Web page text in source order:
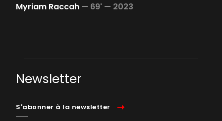
Myriam Raccah — 69' — 2023
Newsletter
S'abonner à la newsletter